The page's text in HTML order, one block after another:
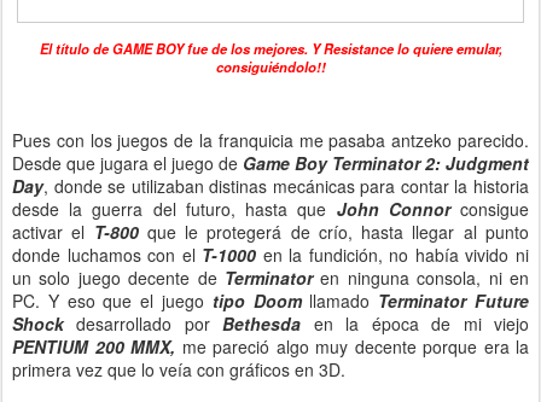
El título de GAME BOY fue de los mejores. Y Resistance lo quiere emular,
consiguiéndolo!!
Pues con los juegos de la franquicia me pasaba antzeko parecido.
Desde que jugara el juego de Game Boy Terminator 2: Judgment
Day, donde se utilizaban distinas mecánicas para contar la historia
desde la guerra del futuro, hasta que John Connorconsigue
activar el T-800que le protegerá de crío, hasta llegar al punto
donde luchamos con el T-1000 en la fundición, no había vivido ni
un solo juego decente de Terminatoren ninguna consola, ni en
PC. Y eso que el juego tipo Doom llamado Terminator Future
Shockdesarrollado porBethesda en la época de mi viejo
PENTIUM 200 MMX, me pareció algo muy decente porque era la
primera vez que lo veía con gráficos en 3D.